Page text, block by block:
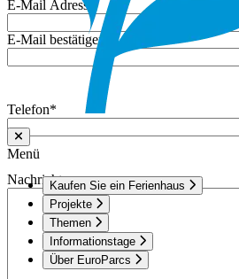
Menü
Kaufen Sie ein Ferienhaus
Projekte
Themen
Informationstage
Über EuroParcs
E-Mail Adresse
E-Mail bestätigen
Telefon*
Nachricht